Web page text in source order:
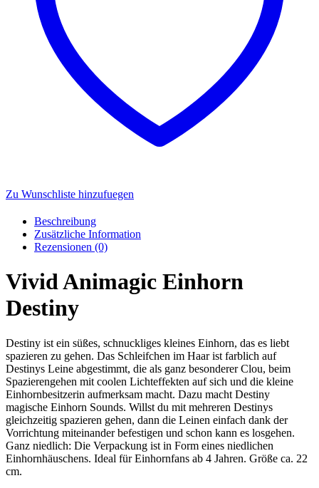
Zu Wunschliste hinzufuegen
Beschreibung
Zusätzliche Information
Rezensionen (0)
Vivid Animagic Einhorn
Destiny
Destiny ist ein süßes, schnuckliges kleines Einhorn, das es liebt
spazieren zu gehen. Das Schleifchen im Haar ist farblich auf
Destinys Leine abgestimmt, die als ganz besonderer Clou, beim
Spazierengehen mit coolen Lichteffekten auf sich und die kleine
Einhornbesitzerin aufmerksam macht. Dazu macht Destiny
magische Einhorn Sounds. Willst du mit mehreren Destinys
gleichzeitig spazieren gehen, dann die Leinen einfach dank der
Vorrichtung miteinander befestigen und schon kann es losgehen.
Ganz niedlich: Die Verpackung ist in Form eines niedlichen
Einhornhäuschens. Ideal für Einhornfans ab 4 Jahren. Größe ca. 22
cm.